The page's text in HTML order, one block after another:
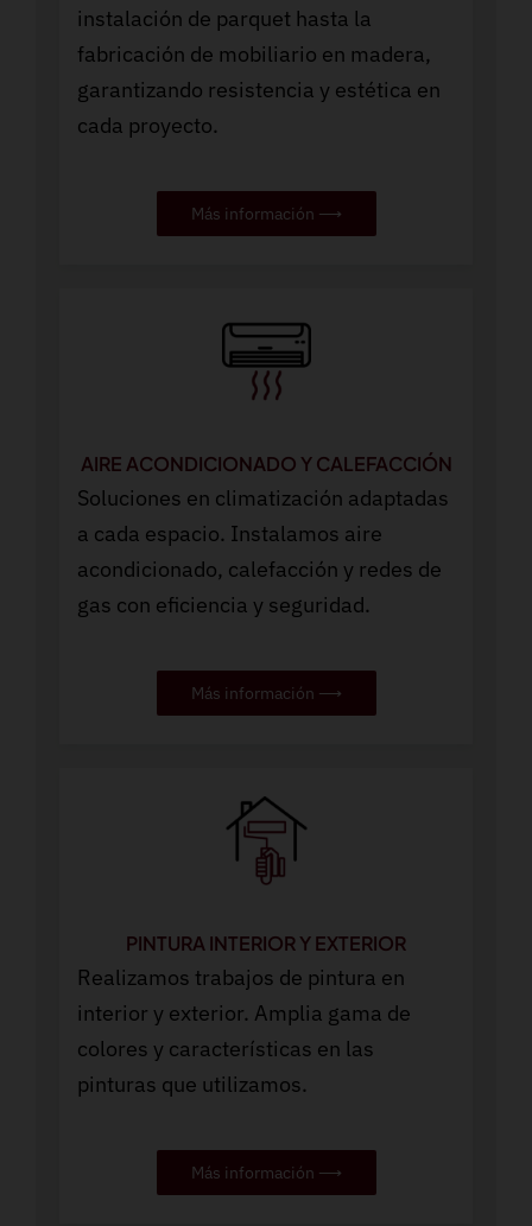
instalación de parquet hasta la
fabricación de mobiliario en madera,
garantizando resistencia y estética en
cada proyecto.
Más información ⟶
AIRE ACONDICIONADO Y CALEFACCIÓN
Soluciones en climatización adaptadas
a cada espacio. Instalamos aire
acondicionado, calefacción y redes de
gas con eficiencia y seguridad.
Más información ⟶
PINTURA INTERIOR Y EXTERIOR
Realizamos trabajos de pintura en
interior y exterior. Amplia gama de
colores y características en las
pinturas que utilizamos.
Más información ⟶